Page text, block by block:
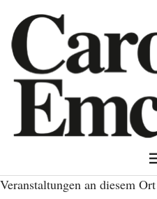
Veranstaltungen an diesem Ort